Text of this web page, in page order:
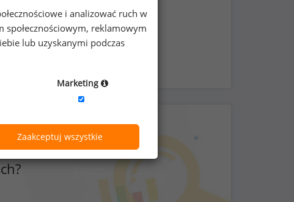
czas pracy
i analizować ruch w
reklamowym
lub uzyskanymi podczas
Marketing
Zaakceptuj wszystkie